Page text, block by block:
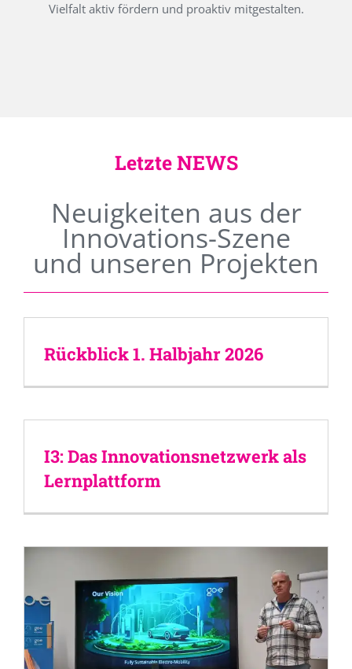
Vielfalt aktiv fördern und proaktiv mitgestalten.
Letzte NEWS
Neuigkeiten aus der
Innovations-Szene
und unseren Projekten
Rückblick 1. Halbjahr 2026
I3: Das Innovationsnetzwerk als
Lernplattform